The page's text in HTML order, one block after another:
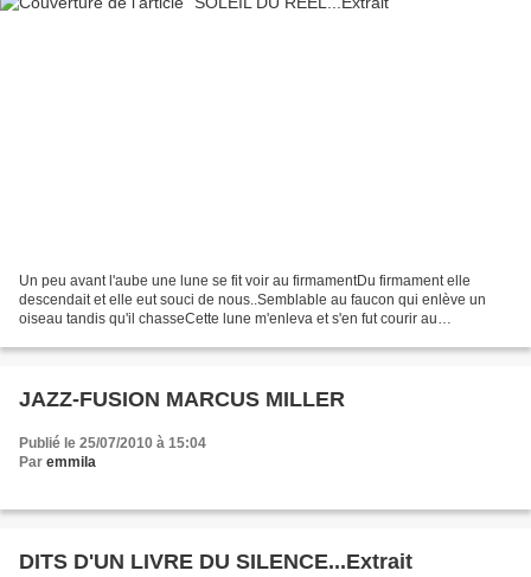
Un peu avant l'aube une lune se fit voir au firmamentDu firmament elle
descendait et elle eut souci de nous..Semblable au faucon qui enlève un
oiseau tandis qu'il chasseCette lune m'enleva et s'en fut courir au
JAZZ-FUSION MARCUS MILLER
Publié le 25/07/2010 à 15:04
Par emmila
DITS D'UN LIVRE DU SILENCE...Extrait